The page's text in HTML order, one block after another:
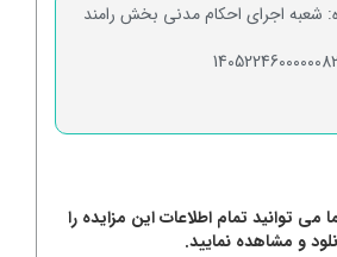
شعبه اجرای احکام مدنی بخش رامند
توانید تمام اطلاعات این مزایده را
و مشاهده نمایید.